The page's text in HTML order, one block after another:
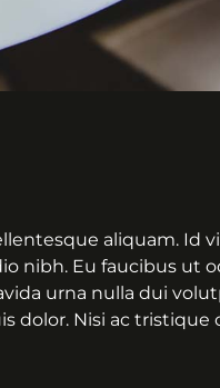
aliquam. Id
nibh. Eu faucibus ut
urna nulla dui
dolor. Nisi ac tristique